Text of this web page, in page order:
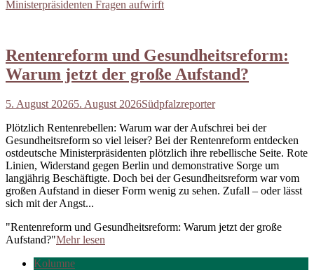
Rentenreform und Gesundheitsreform:
Warum jetzt der große Aufstand?
5. August 20265. August 2026Südpfalzreporter
Plötzlich Rentenrebellen: Warum war der Aufschrei bei der
Gesundheitsreform so viel leiser? Bei der Rentenreform entdecken
ostdeutsche Ministerpräsidenten plötzlich ihre rebellische Seite. Rote
Linien, Widerstand gegen Berlin und demonstrative Sorge um
langjährig Beschäftigte. Doch bei der Gesundheitsreform war vom
großen Aufstand in dieser Form wenig zu sehen. Zufall – oder lässt
sich mit der Angst...
"Rentenreform und Gesundheitsreform: Warum jetzt der große
Aufstand?"Mehr lesen
Kolumne